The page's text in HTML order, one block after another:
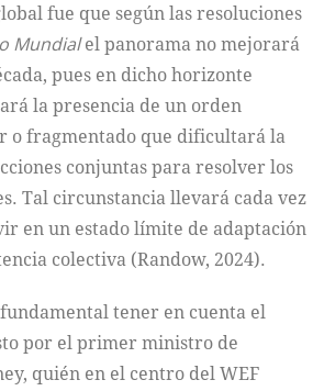
fue que según las resoluciones
Mundialel panorama no mejorará
pues en dicho horizonte
la presencia de un orden
o fragmentado que dificultará la
conjuntas para resolver los
Tal circunstancia llevará cada vez
en un estado límite de adaptación
colectiva (Randow, 2024).
tener en cuenta el
por el primer ministro de
quién en el centro del WEF